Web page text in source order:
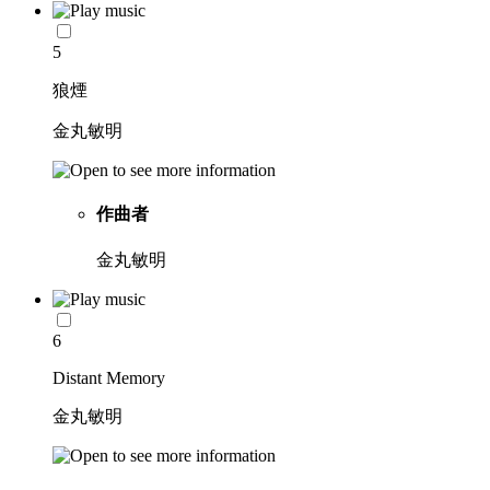
5
狼煙
金丸敏明
作曲者
金丸敏明
6
Distant Memory
金丸敏明